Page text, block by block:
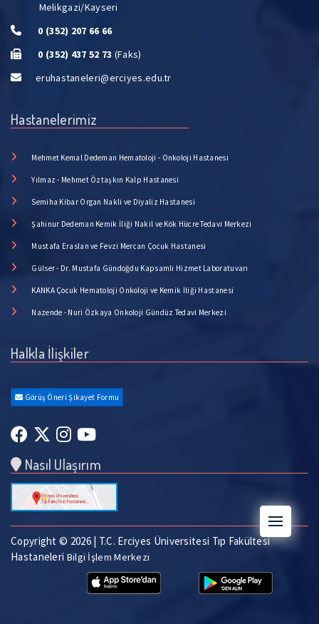
Melikgazi/Kayseri
0 (352) 207 66 66
0 (352) 437 52 73 (Faks)
eruhastaneleri@erciyes.edu.tr
Hastanelerimiz
Mehmet Kemal Dedeman Hematoloji - Onkoloji Hastanesi
Yılmaz - Mehmet Öztaşkın Kalp Hastanesi
Semiha Kibar Organ Nakli ve Diyaliz Hastanesi
Şahinur Dedeman Kemik İliği Nakil ve Kök Hücre Tedavi Merkezi
Mustafa Eraslan ve Fevzi Mercan Çocuk Hastanesi
Gülser - Dr. Mustafa Gündoğdu Kapsamlı Hizmet Laboratuvarı
KANKA Çocuk Hematoloji Onkoloji ve Kemik İliği Hastanesi
Nazende - Nuri Özkaya Onkoloji Gündüz Tedavi Merkezi
Halkla İlişkiler
Görüş Öneri Şikayet Formu
Nasıl Ulaşırım
Copyright © 2026 | T.C. Erciyes Üniversitesi Tıp Fakültesi
Hastaneleri Bilgi İşlem Merkezi